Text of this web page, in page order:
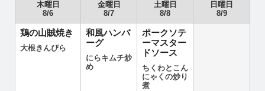
木曜日
8/6
金曜日
8/7
土曜日
8/8
日曜日
8/9
鶏の山賊焼き
大根きんぴら
和風ハンバ
ーグ
にらキムチ炒
め
ポークソテ
ーマスター
ドソース
ちくわとこん
にゃくの炒り
煮